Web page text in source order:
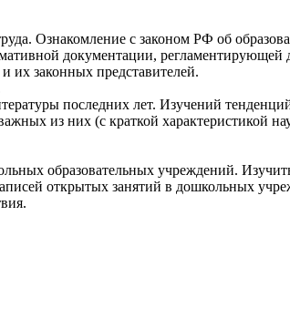
Ознакомление с законом РФ об
документации, регламентирующей
их законных представителей.
последних лет. Изучений
из них (с краткой характеристикой
образовательных учреждений.
открытых занятий в дошкольных